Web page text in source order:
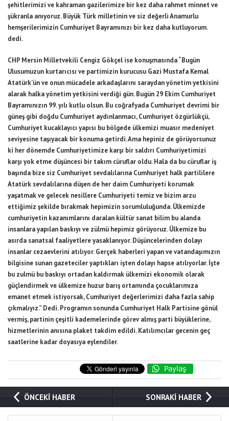
şehitlerimizi ve kahraman gazilerimize bir kez daha rahmet minnet ve
şükranla anıyoruz. Büyük Türk milletinin ve siz değerli Anamurlu
hemşerilerimizin Cumhuriyet Bayramınızı bir kez daha kutluyorum.
dedi.
CHP Mersin Milletvekili Cengiz Gökçel ise konuşmasında “Bugün
Ulusumuzun kurtarıcısı ve partimizin kurucusu Gazi Mustafa Kemal
Atatürk’ün ve onun mücadele arkadaşlarını saraydan yönetim yetkisini
alarak halka yönetim yetkisini verdiği gün. Bugün 29 Ekim Cumhuriyet
Bayramınızın 99. yılı kutlu olsun. Bu coğrafyada Cumhuriyet devrimi bir
güneş gibi doğdu Cumhuriyet aydınlanmacı, Cumhuriyet özgürlükçü,
Cumhuriyet kucaklayıcı yapısı bu bölgede ülkemizi muasır medeniyet
seviyesine taşıyacak bir konuma getirdi. Ama hepiniz de görüyorsunuz
ki her dönemde Cumhuriyetimize karşı bir saldırı Cumhuriyetimizi
karşı yok etme düşüncesi bir takım cüruflar oldu. Hala da bu cüruflar iş
başında bize siz Cumhuriyet sevdalılarına Cumhuriyet halk partililere
Atatürk sevdalılarına düşen de her daim Cumhuriyeti korumak
yaşatmak ve gelecek nesillere Cumhuriyeti temiz ve bizim arzu
ettiğimiz şekilde bırakmak hepimizin sorumluluğunda. Ülkemizde
cumhuriyetin kazanımlarını daralan kültür sanat bilim bu alanda
insanlara yapılan baskıyı ve zülmü hepimiz görüyoruz. Ülkemize bu
asırda sanatsal faaliyetlere yasaklanıyor. Düşüncelerinden dolayı
insanlar cezaevlerini atılıyor. Gerçek haberleri yapan ve vatandaşımızın
bilgisine sunan gazeteciler yaptıkları işten dolayı hapse atılıyorlar. İşte
bu zulmü bu baskıyı ortadan kaldırmak ülkemizi ekonomik olarak
güçlendirmek ve ülkemize huzur barış ortamında çocuklarımıza
emanet etmek istiyorsak, Cumhuriyet değerlerimizi daha fazla sahip
çıkmalıyız.” Dedi. Programın sonunda Cumhuriyet Halk Partisine gönül
vermiş, partinin çeşitli kademelerinde görev almış parti büyüklerine,
hizmetlerinin anısına plaket takdim edildi. Katılımcılar gecenin geç
saatlerine kadar doyasıya eylendiler.
ÖNCEKİ HABER SONRAKİ HABER